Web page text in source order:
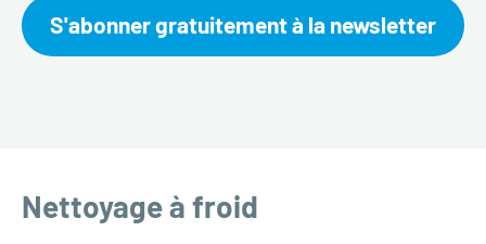
S'abonner gratuitement à la newsletter
Nettoyage à froid